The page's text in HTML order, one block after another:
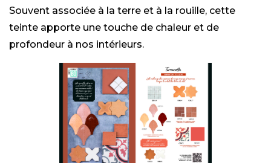
Souvent associée à la terre et à la rouille, cette
teinte apporte une touche de chaleur et de
profondeur à nos intérieurs.